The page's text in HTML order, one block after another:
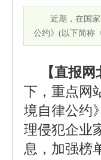
近期，在国
公约》(以下简称
【直报
下，重点网
境自律公约
理侵犯企业
息，加强榜